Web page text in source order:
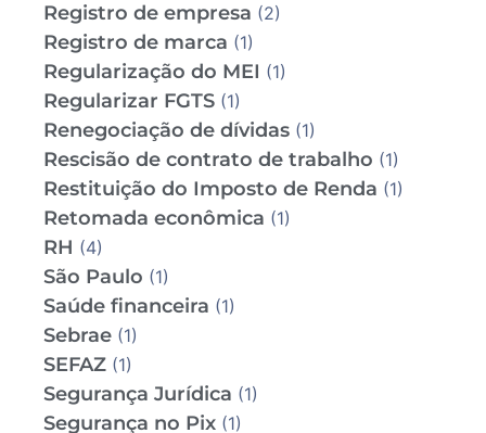
Registro de empresa (2)
Registro de marca (1)
Regularização do MEI (1)
Regularizar FGTS (1)
Renegociação de dívidas (1)
Rescisão de contrato de trabalho (1)
Restituição do Imposto de Renda (1)
Retomada econômica (1)
RH (4)
São Paulo (1)
Saúde financeira (1)
Sebrae (1)
SEFAZ (1)
Segurança Jurídica (1)
Segurança no Pix (1)